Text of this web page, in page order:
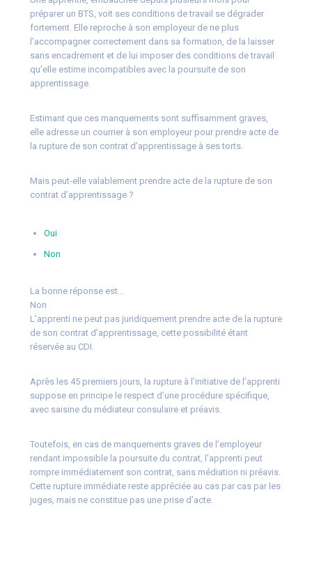
préparer un BTS, voit ses conditions de travail se dégrader
fortement. Elle reproche à son employeur de ne plus
l’accompagner correctement dans sa formation, de la laisser
sans encadrement et de lui imposer des conditions de travail
qu’elle estime incompatibles avec la poursuite de son
apprentissage.
Estimant que ces manquements sont suffisamment graves,
elle adresse un courrier à son employeur pour prendre acte de
la rupture de son contrat d’apprentissage à ses torts.
Mais peut-elle valablement prendre acte de la rupture de son
contrat d’apprentissage ?
Oui
Non
La bonne réponse est…
Non
L’apprenti ne peut pas juridiquement prendre acte de la rupture
de son contrat d’apprentissage, cette possibilité étant
réservée au CDI.
Après les 45 premiers jours, la rupture à l’initiative de l’apprenti
suppose en principe le respect d’une procédure spécifique,
avec saisine du médiateur consulaire et préavis.
Toutefois, en cas de manquements graves de l’employeur
rendant impossible la poursuite du contrat, l’apprenti peut
rompre immédiatement son contrat, sans médiation ni préavis.
Cette rupture immédiate reste appréciée au cas par cas par les
juges, mais ne constitue pas une prise d’acte.